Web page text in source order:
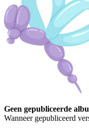
Geen gepubliceerde
Wanneer gepubliceerd